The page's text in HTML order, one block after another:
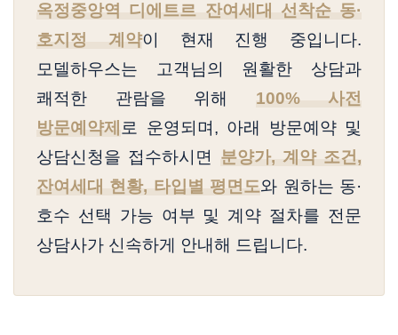
옥정중앙역 디에트르 잔여세대 선착순 동·
호지정 계약이 현재 진행 중입니다.
모델하우스는 고객님의 원활한 상담과
쾌적한 관람을 위해 100% 사전
방문예약제 로 운영되며, 아래 방문예약 및
상담신청을 접수하시면 분양가, 계약 조건,
잔여세대 현황, 타입별 평면도와 원하는 동·
호수 선택 가능 여부 및 계약 절차를 전문
상담사가 신속하게 안내해 드립니다.